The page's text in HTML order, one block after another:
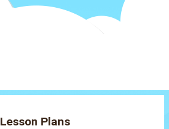
Lesson Plans